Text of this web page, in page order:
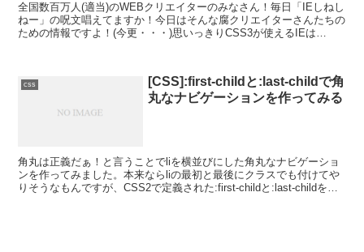
全国数百万人(適当)のWEBクリエイターのみなさん！毎日「IEしねし
ねー」の呪文唱えてますか！今日はそんな腐クリエイターさんたちの
ための情報ですよ！(今更・・・)思いっきりCSS3が使えるIEは
css
[CSS]:first-childと:last-childで角
丸なナビゲーションを作ってみる
角丸は正義だぁ！と言うことでliを横並びにした角丸なナビゲーショ
ンを作ってみました。本来ならliの最初と最後にクラスでも付けてや
りそうなもんですが、CSS2で定義された:first-childと:last-childを使